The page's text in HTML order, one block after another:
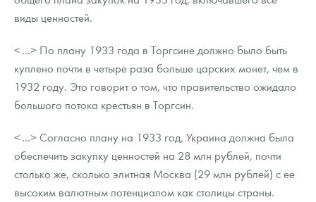
виды ценностей.
<...> По плану 1933 года в Торгсине должно было быть
куплено почти в четыре раза больше царских монет, чем в
1932 году. Это говорит о том, что правительство ожидало
большого потока крестьян в Торгсин.
<...> Согласно плану на 1933 год, Украина должна была
обеспечить закупку ценностей на 28 млн рублей, почти
столько же, сколько элитная Москва (29 млн рублей) с ее
высоким валютным потенциалом как столицы страны.